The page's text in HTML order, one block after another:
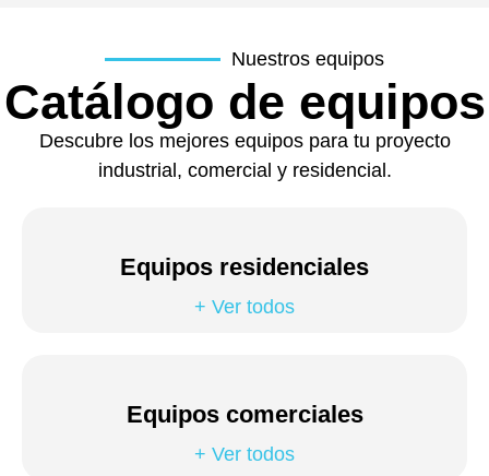
Nuestros equipos
Catálogo de equipos
Descubre los mejores equipos para tu proyecto
industrial, comercial y residencial.
Equipos residenciales
+ Ver todos
Equipos comerciales
+ Ver todos